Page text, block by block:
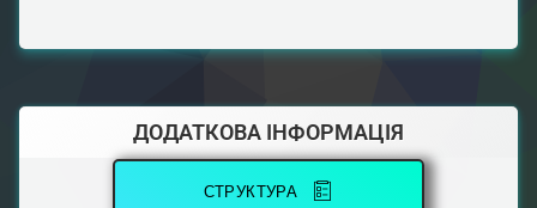
ДОДАТКОВА ІНФОРМАЦІЯ
СТРУКТУРА